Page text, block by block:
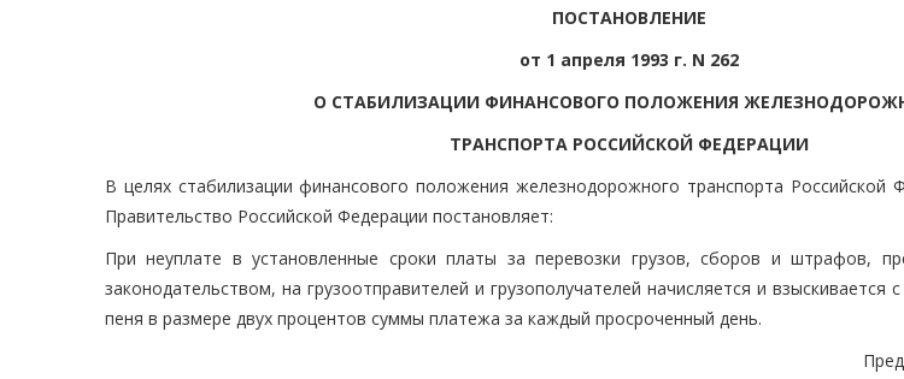
ПОСТАНОВЛЕНИЕ
от 1 апреля 1993 г. N 262
О СТАБИЛИЗАЦИИ ФИНАНСОВОГО ПОЛОЖЕНИЯ
ТРАНСПОРТА РОССИЙСКОЙ ФЕДЕРАЦИИ
В целях стабилизации финансового положения железнодорожного транспорта Российской
Правительство Российской Федерации постановляет:
При неуплате в установленные сроки платы за перевозки грузов, сборов и штрафов,
законодательством, на грузоотправителей и грузополучателей начисляется и взыскивается
пеня в размере двух процентов суммы платежа за каждый просроченный день.